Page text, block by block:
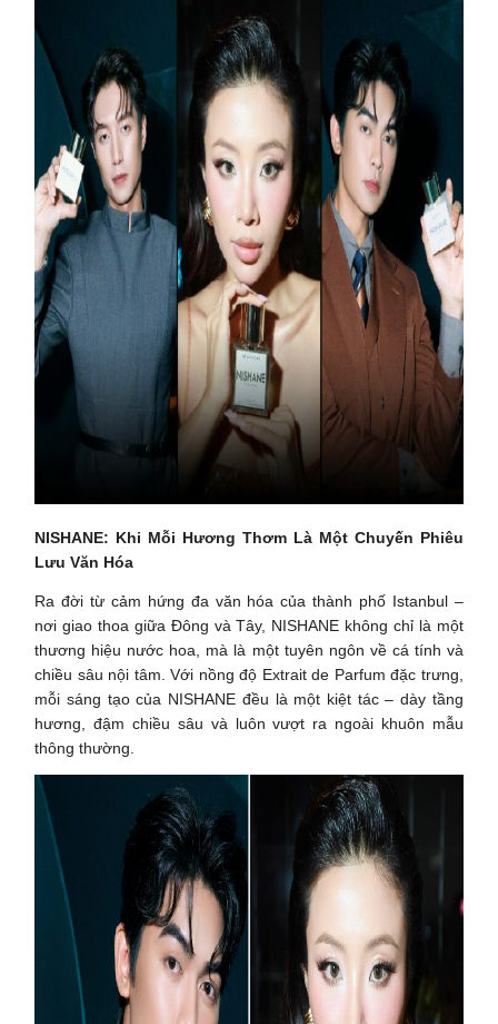
NISHANE: Khi Mỗi Hương Thơm Là Một Chuyến Phiêu
Lưu Văn Hóa
Ra đời từ cảm hứng đa văn hóa của thành phố Istanbul –
nơi giao thoa giữa Đông và Tây, NISHANE không chỉ là một
thương hiệu nước hoa, mà là một tuyên ngôn về cá tính và
chiều sâu nội tâm. Với nồng độ Extrait de Parfum đặc trưng,
mỗi sáng tạo của NISHANE đều là một kiệt tác – dày tầng
hương, đậm chiều sâu và luôn vượt ra ngoài khuôn mẫu
thông thường.